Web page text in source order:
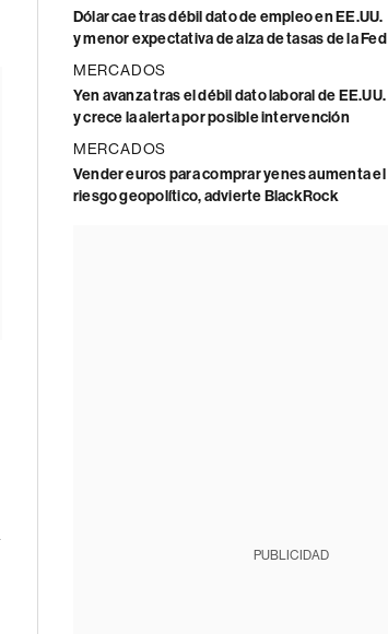
Dólar cae tras débil dato de empleo en EE.UU.
y menor expectativa de alza de tasas de la Fed
MERCADOS
Yen avanza tras el débil dato laboral de EE.UU.
y crece la alerta por posible intervención
MERCADOS
Vender euros para comprar yenes aumenta el
riesgo geopolítico, advierte BlackRock
PUBLICIDAD